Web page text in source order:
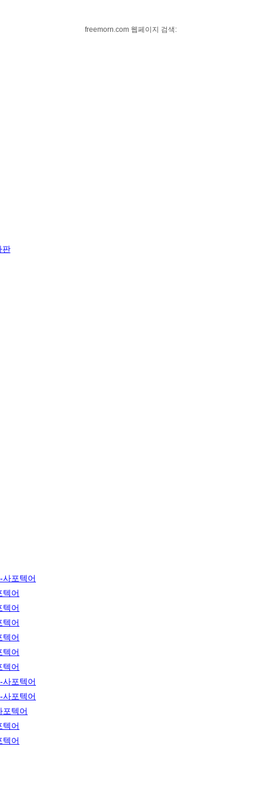
freemorn.com 웹페이지 검색:
판
사포텍어
텍어
텍어
텍어
텍어
텍어
텍어
사포텍어
사포텍어
포텍어
텍어
텍어